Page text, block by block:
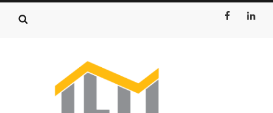
Facebook